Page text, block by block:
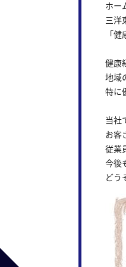
ホー
三洋
「
健康
地域
特に
当社
お客
従業
今後
どう